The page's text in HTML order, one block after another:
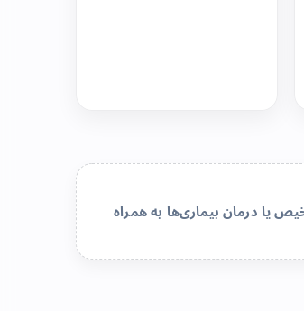
درمان بیماری‌ها به همراه